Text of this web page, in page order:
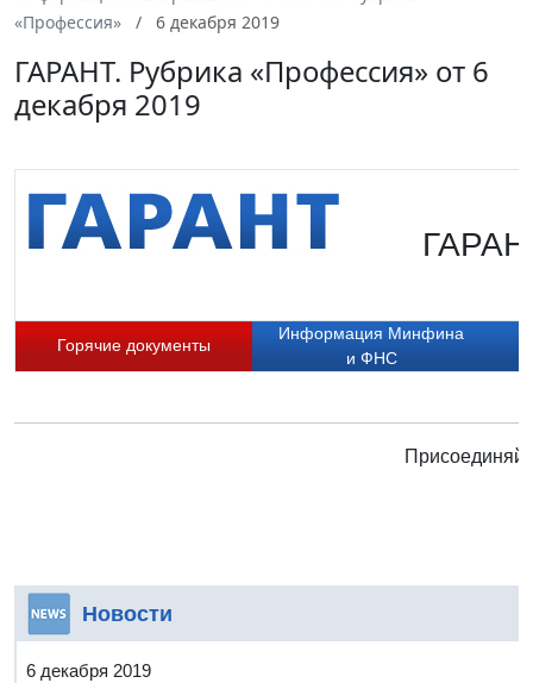
«Профессия»
6 декабря 2019
ГАРАНТ. Рубрика «Профессия» от 6
декабря 2019
Горячие документы
Информация Минфина
и ФНС
Новости
6 декабря 2019